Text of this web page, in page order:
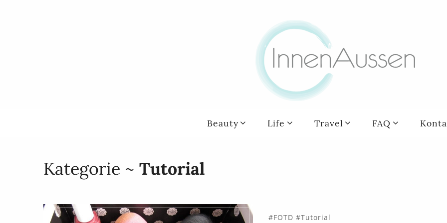
Beauty Life Travel FAQ
Kategorie ~ Tutorial
FOTD Tutorial